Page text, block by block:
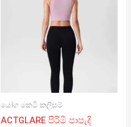
යෝග කෙටි කලිසම්
ACTGLARE පිරිමි පාපැදි